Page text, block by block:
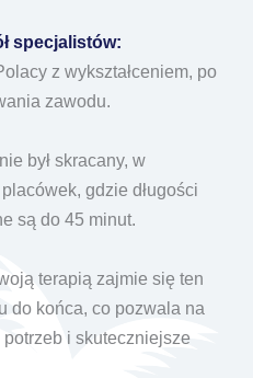
specjalistów:
z wykształceniem, po
zawodu.
był skracany, w
gdzie długości
są do 45 minut.
terapią zajmie się ten
do końca, co pozwala na
i skuteczniejsze